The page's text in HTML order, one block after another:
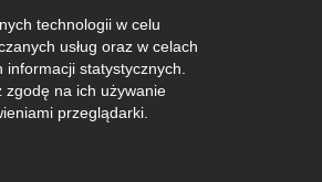
technologii w celu
usług oraz w celach
statystycznych.
zgodę na ich używanie
przeglądarki.